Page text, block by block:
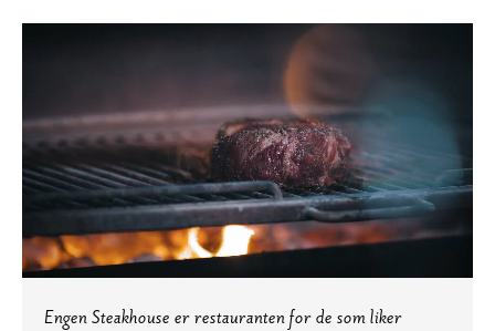
Engen Steakhouse er restauranten for de som liker